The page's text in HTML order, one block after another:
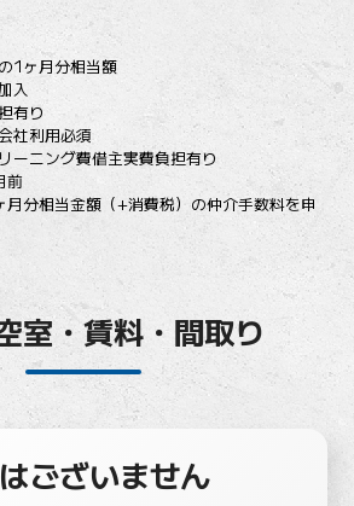
1ヶ月分相当額
入
有り
社利用必須
ーニング費借主実費負担有り
前
月分相当金額（+消費税）の仲介手数料を申
室・賃料・間取り
ございません